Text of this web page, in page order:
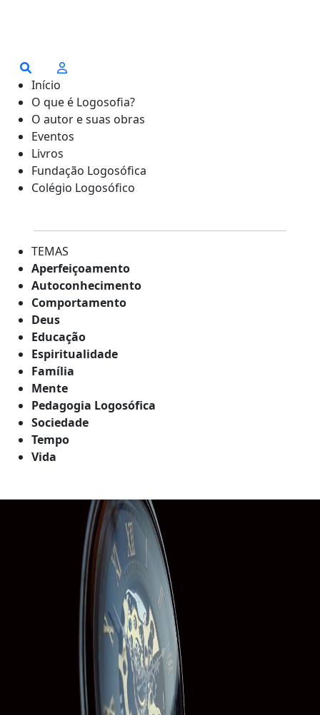
Início
O que é Logosofia?
O autor e suas obras
Eventos
Livros
Fundação Logosófica
Colégio Logosófico
TEMAS
Aperfeiçoamento
Autoconhecimento
Comportamento
Deus
Educação
Espiritualidade
Família
Mente
Pedagogia Logosófica
Sociedade
Tempo
Vida